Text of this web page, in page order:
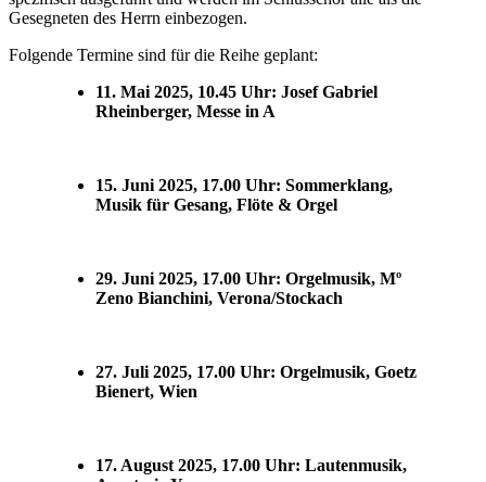
Gesegneten des Herrn einbezogen.
Folgende Termine sind für die Reihe geplant:
11. Mai 2025, 10.45 Uhr: Josef Gabriel
Rheinberger, Messe in A
15. Juni 2025, 17.00 Uhr: Sommerklang,
Musik für Gesang, Flöte & Orgel
29. Juni 2025, 17.00 Uhr: Orgelmusik, Mº
Zeno Bianchini, Verona/Stockach
27. Juli 2025, 17.00 Uhr: Orgelmusik, Goetz
Bienert, Wien
17. August 2025, 17.00 Uhr: Lautenmusik,